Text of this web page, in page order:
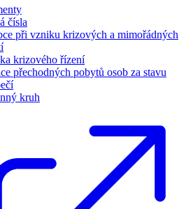
čísla
při vzniku krizových a mimořádných
krizového řízení
přechodných pobytů osob za stavu
kruh